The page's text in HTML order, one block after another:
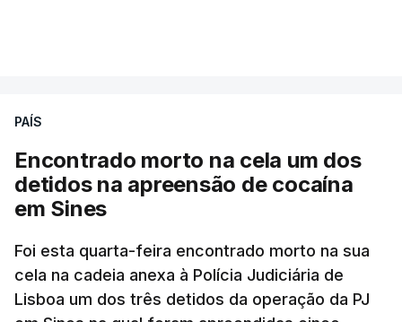
No domingo, estavam concluídos cerca de 50 por
cento dos mais de 20 mil pedidos de reapreciação,
mas Cristina Mota, porta-voz da Missão Escola
Pública, tem dúvidas de que o processo esteja
"Durante o fim de semana e nos últimos dias,
apercebamo-nos que ainda estão a ser
PAÍS
Encontrado morto na cela um dos
detidos na apreensão de cocaína
em Sines
Foi esta quarta-feira encontrado morto na sua
cela na cadeia anexa à Polícia Judiciária de
Lisboa um dos três detidos da operação da PJ